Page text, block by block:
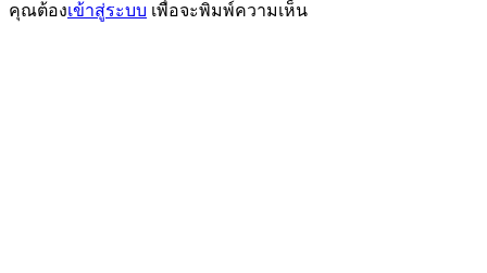
คุณต้องเข้าสู่ระบบ เพื่อจะพิมพ์ความเห็น